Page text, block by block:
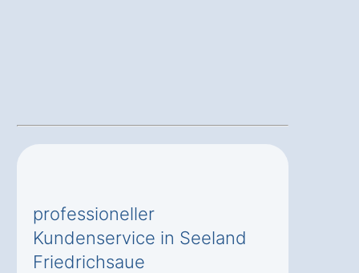
professioneller
Kundenservice in Seeland
Friedrichsaue